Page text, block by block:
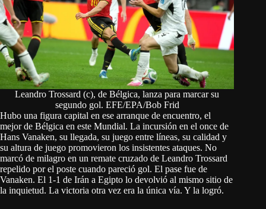
Leandro Trossard (c), de Bélgica, lanza para marcar su
segundo gol. EFE/EPA/Bob Frid
Hubo una figura capital en ese arranque de encuentro, el
mejor de Bélgica en este Mundial. La incursión en el once de
Hans Vanaken, su llegada, su juego entre líneas, su calidad y
su altura de juego promovieron los insistentes ataques. No
marcó de milagro en un remate cruzado de Leandro Trossard
repelido por el poste cuando pareció gol. El pase fue de
Vanaken. El 1-1 de Irán a Egipto lo devolvió al mismo sitio de
la inquietud. La victoria otra vez era la única vía. Y la logró.